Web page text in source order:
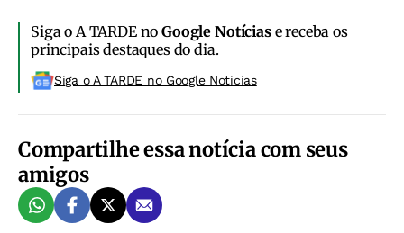
Siga o A TARDE noGoogle Notíciase receba os
principais destaques do dia.
Siga o A TARDE no Google Noticias
Compartilhe essa notícia com seus
amigos